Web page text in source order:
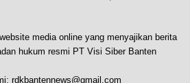
media online yang menyajikan berita
hukum resmi PT Visi Siber Banten
rdkbantennews@gmail.com